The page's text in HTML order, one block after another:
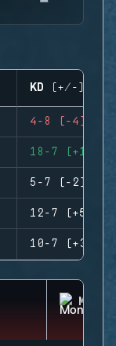
KD (+/-)
4-8 (-4)
18-7 (+11)
5-7 (-2)
12-7 (+5)
10-7 (+3)